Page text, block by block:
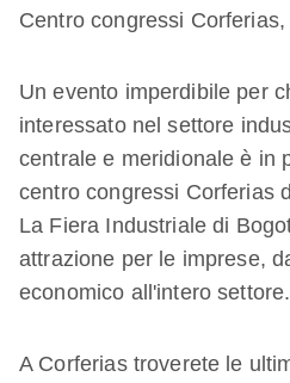
Centro congressi
Un evento imperdibile per
interessato nel settore
centrale e meridionale è in
centro congressi Corferias
La Fiera Industriale di
attrazione per le imprese,
economico all'intero settore.
A Corferias troverete le